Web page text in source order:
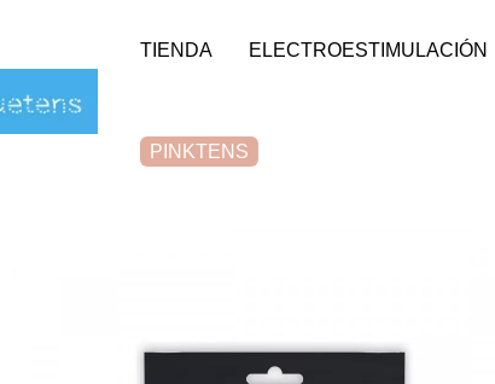
TIENDA ELECTROESTIMULACIÓN
PINKTENS
Electrodos Abs snap